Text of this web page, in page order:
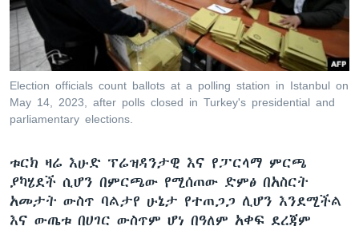
ቋንቋዎች
Election officials count ballots at a polling station in Istanbul on
May 14, 2023, after polls closed in Turkey's presidential and
parliamentary elections.
ቱርክ ዛሬ እሁድ ፕሬዝዳንታዊ እና የፓርላማ ምርጫ
ያካሄደች ሲሆን በምርጫው የሚሰጠው ድምፅ በአስርት
አመታት ውስጥ ባልታየ ሁኔታ የተጠጋጋ ሊሆን እንደሚችል
እና ውጤቱ በሀገር ውስጥም ሆነ በዓለም አቀፍ ደረጃም